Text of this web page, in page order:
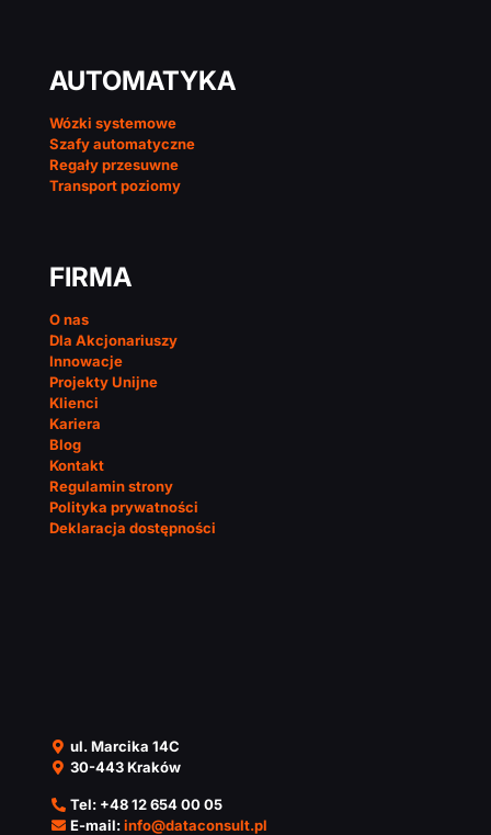
AUTOMATYKA
Wózki systemowe
Szafy automatyczne
Regały przesuwne
Transport poziomy
FIRMA
O nas
Dla Akcjonariuszy
Innowacje
Projekty Unijne
Klienci
Kariera
Blog
Kontakt
Regulamin strony
Polityka prywatności
Deklaracja dostępności
ul. Marcika 14C
30-443 Kraków
Tel: +48 12 654 00 05
E-mail:info@dataconsult.pl